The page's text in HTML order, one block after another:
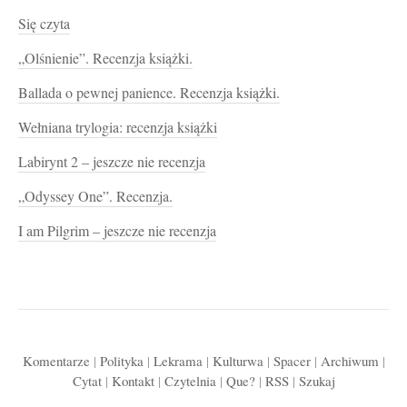
Się czyta
„Olśnienie”. Recenzja książki.
Ballada o pewnej panience. Recenzja książki.
Wełniana trylogia: recenzja książki
Labirynt 2 – jeszcze nie recenzja
„Odyssey One”. Recenzja.
I am Pilgrim – jeszcze nie recenzja
Komentarze | Polityka | Lekrama | Kulturwa | Spacer| Archiwum |
Cytat| Kontakt| Czytelnia | Que? | RSS| Szukaj